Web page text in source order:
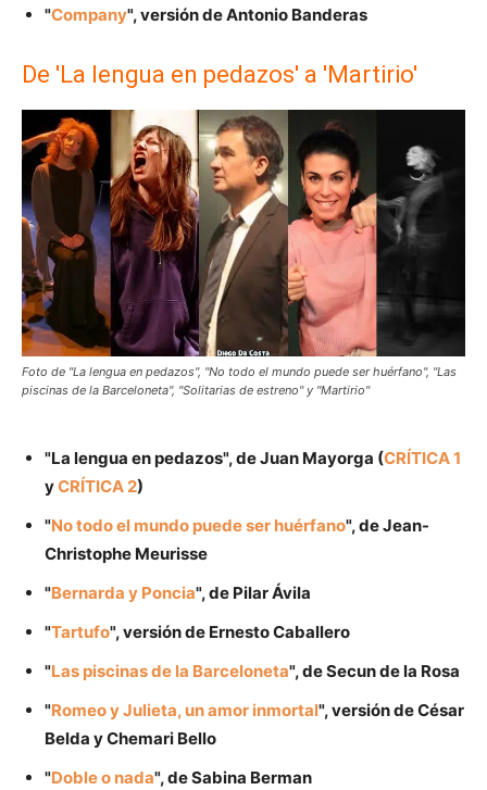
"Company", versión de Antonio Banderas
De 'La lengua en pedazos' a 'Martirio'
Foto de "La lengua en pedazos", "No todo el mundo puede ser huérfano", "Las
piscinas de la Barceloneta", "Solitarias de estreno" y "Martirio"
"La lengua en pedazos", de Juan Mayorga (CRÍTICA 1
yCRÍTICA 2)
"No todo el mundo puede ser huérfano", de Jean-
Christophe Meurisse
"Bernarda y Poncia", de Pilar Ávila
"Tartufo", versión de Ernesto Caballero
"Las piscinas de la Barceloneta", de Secun de la Rosa
"Romeo y Julieta, un amor inmortal", versión de César
Belda y Chemari Bello
"Doble o nada", de Sabina Berman